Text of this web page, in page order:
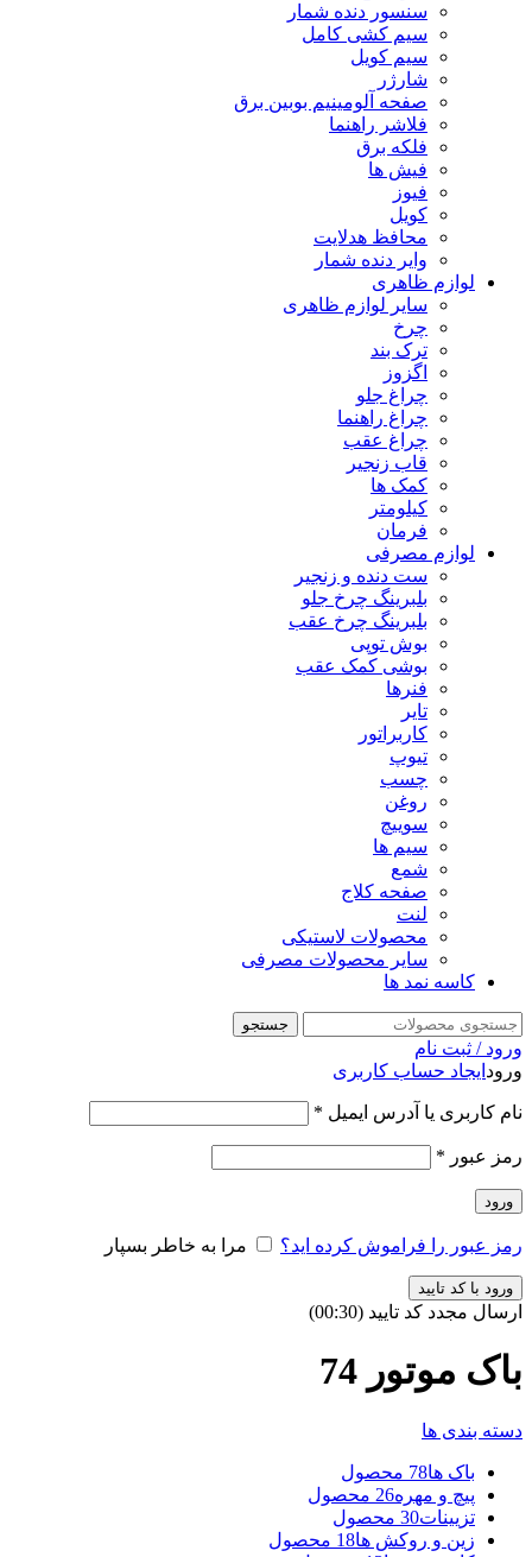
سنسور دنده شمار
سیم کشی کامل
سیم کویل
شارژر
صفحه آلومینیم بوبین برق
فلاشر راهنما
فلکه برق
فیش ها
فیوز
کویل
محافظ هدلایت
وایر دنده شمار
لوازم ظاهری
سایر لوازم ظاهری
چرخ
ترک بند
اگزوز
چراغ جلو
چراغ راهنما
چراغ عقب
قاب زنجیر
کمک ها
کیلومتر
فرمان
لوازم مصرفی
ست دنده و زنجیر
بلبرینگ چرخ جلو
بلبرینگ چرخ عقب
بوش توپی
بوشی کمک عقب
فنرها
تایر
کاربراتور
تیوپ
چسب
روغن
سوییچ
سیم ها
شمع
صفحه کلاج
لنت
محصولات لاستیکی
سایر محصولات مصرفی
کاسه نمد ها
جستجو
ورود / ثبت نام
ورود ایجاد حساب کاربری
نام کاربری یا آدرس ایمیل *
رمز عبور *
ورود
رمز عبور را فراموش کرده اید؟ مرا به خاطر بسپار
ورود با کد تایید
ارسال مجدد کد تایید (00:
30
)
باک موتور 74
دسته بندی ها
باک ها78 محصول
پیچ و مهره26 محصول
تزیینات30 محصول
زین و روکش ها18 محصول